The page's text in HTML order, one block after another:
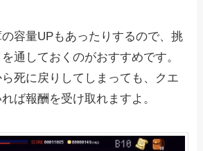
容量UPもあったりするので、挑
通しておくのがおすすめです。
死に戻りしてしまっても、クエ
ば報酬を受け取れますよ。